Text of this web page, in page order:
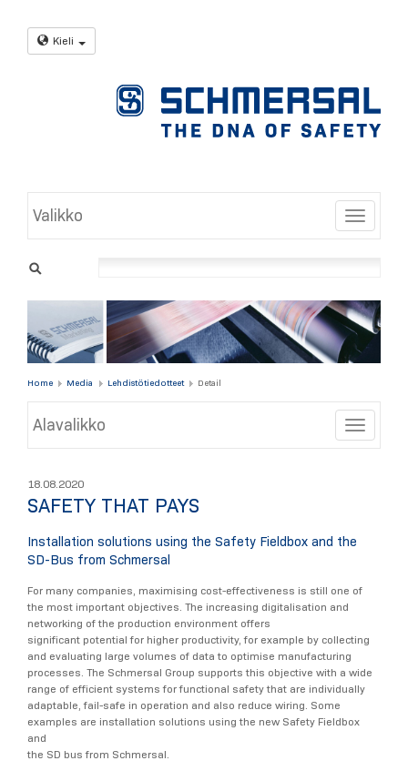
Kieli
Toggle
Valikko
Home Media Lehdistötiedotteet Detail
Toggle
Alavalikko
18.08.2020
SAFETY THAT PAYS
Installation solutions using the Safety Fieldbox and the
SD-Bus from Schmersal
For many companies, maximising cost-effectiveness is still one of
the most important objectives. The increasing digitalisation and
networking of the production environment offers
significant potential for higher productivity, for example by collecting
and evaluating large volumes of data to optimise manufacturing
processes. The Schmersal Group supports this objective with a wide
range of efficient systems for functional safety that are individually
adaptable, fail-safe in operation and also reduce wiring. Some
examples are installation solutions using the new Safety Fieldbox
and
the SD bus from Schmersal.